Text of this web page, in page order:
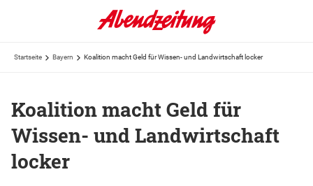
Startseite Bayern Koalition macht Geld für Wissen- und Landwirtschaft locker
Koalition macht Geld für
Wissen- und Landwirtschaft
locker